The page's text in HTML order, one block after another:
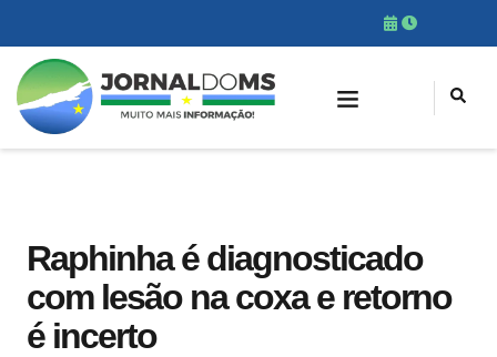
Raphinha é diagnosticado
com lesão na coxa e retorno
é incerto